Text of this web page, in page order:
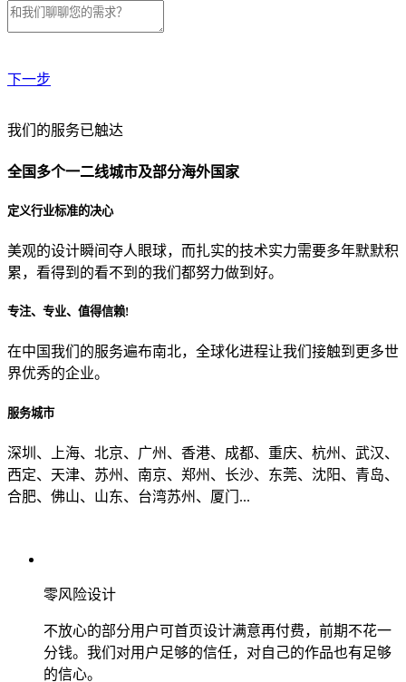
下一步
贵公司预算范围是？
贵公司的团队规模是？
目前主要的营销渠道是？
我们的服务已触达
全国多个一二线城市及部分海外国家
定义行业标准的决心
美观的设计瞬间夺人眼球，而扎实的技术实力需要多年默默积
累，看得到的看不到的我们都努力做到好。
专注、专业、值得信赖!
在中国我们的服务遍布南北，全球化进程让我们接触到更多世
界优秀的企业。
服务城市
深圳、上海、北京、广州、香港、成都、重庆、杭州、武汉、
西定、天津、苏州、南京、郑州、长沙、东莞、沈阳、青岛、
合肥、佛山、山东、台湾苏州、厦门...
零风险设计
不放心的部分用户可首页设计满意再付费，前期不花一
分钱。我们对用户足够的信任，对自己的作品也有足够
的信心。